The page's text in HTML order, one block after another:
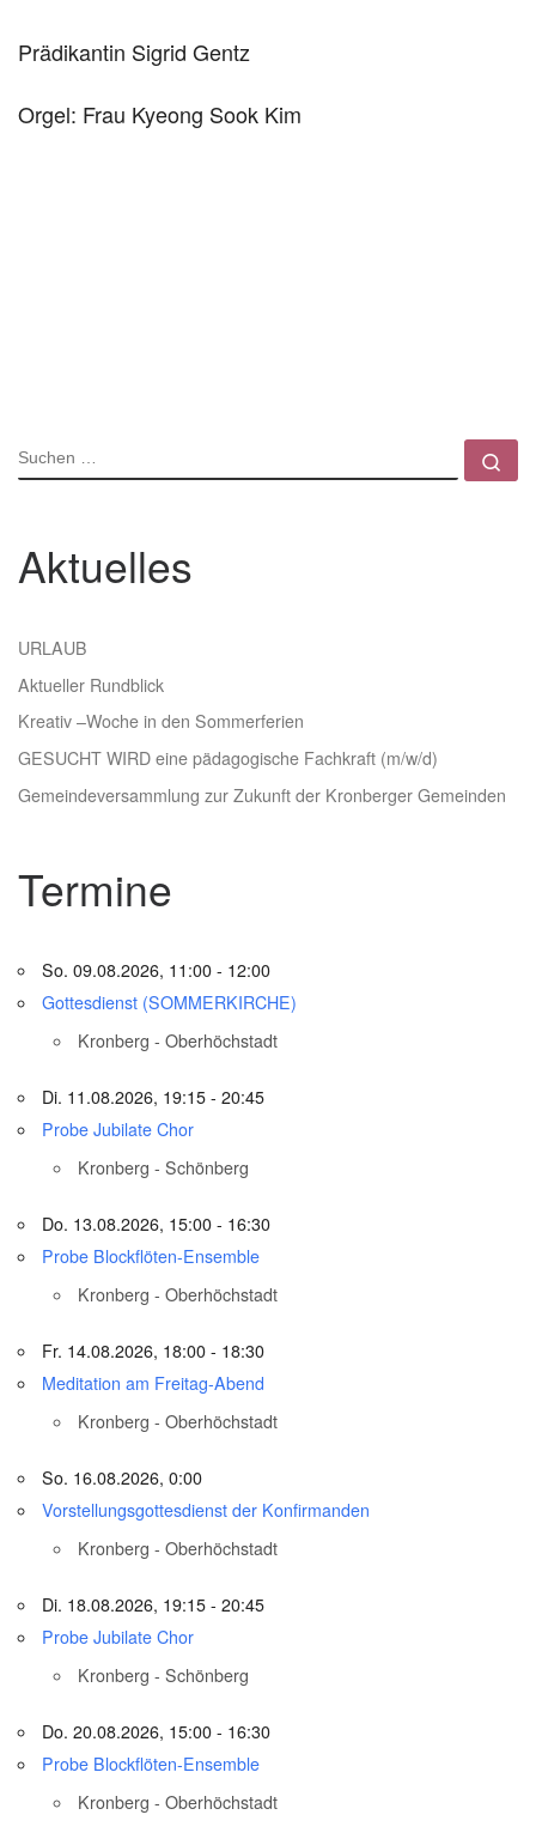
Prädikantin Sigrid Gentz
Orgel: Frau Kyeong Sook Kim
SUCHE
Aktuelles
URLAUB
Aktueller Rundblick
Kreativ –Woche in den Sommerferien
GESUCHT WIRD eine pädagogische Fachkraft (m/w/d)
Gemeindeversammlung zur Zukunft der Kronberger Gemeinden
Termine
So. 09.08.2026, 11:00 - 12:00
Gottesdienst (SOMMERKIRCHE)
Kronberg - Oberhöchstadt
Di. 11.08.2026, 19:15 - 20:45
Probe Jubilate Chor
Kronberg - Schönberg
Do. 13.08.2026, 15:00 - 16:30
Probe Blockflöten-Ensemble
Kronberg - Oberhöchstadt
Fr. 14.08.2026, 18:00 - 18:30
Meditation am Freitag-Abend
Kronberg - Oberhöchstadt
So. 16.08.2026, 0:00
Vorstellungsgottesdienst der Konfirmanden
Kronberg - Oberhöchstadt
Di. 18.08.2026, 19:15 - 20:45
Probe Jubilate Chor
Kronberg - Schönberg
Do. 20.08.2026, 15:00 - 16:30
Probe Blockflöten-Ensemble
Kronberg - Oberhöchstadt